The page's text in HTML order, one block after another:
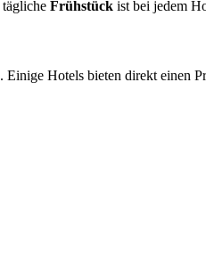
Frühstück ist bei jedem
Hotels bieten direkt einen